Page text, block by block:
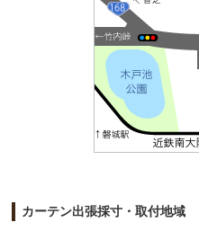
カーテン出張採寸・取付地域